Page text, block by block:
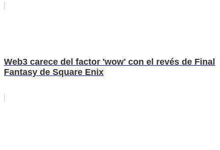
Web3 carece del factor 'wow' con el revés de Final
Fantasy de Square Enix